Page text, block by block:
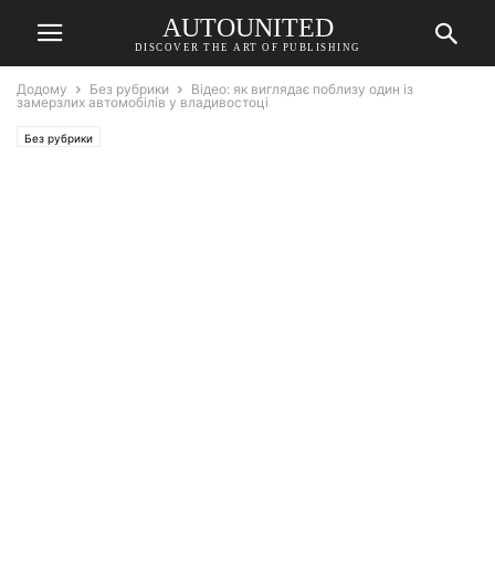
AUTOUNITED
DISCOVER THE ART OF PUBLISHING
Додому Без рубрики
Відео: як виглядає поблизу один із
замерзлих автомобілів у владивостоці
Без рубрики